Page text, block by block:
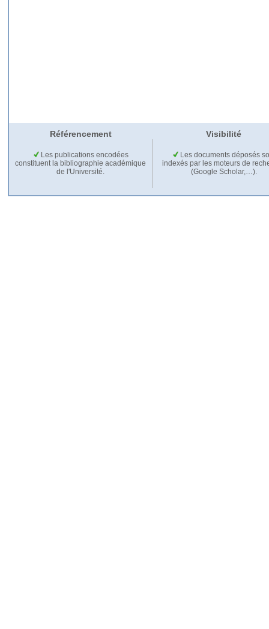
Référencement Visibilité
Les publications encodées
constituent la bibliographie académique
de l'Université.
Les documents déposés
indexés par les moteurs de
(Google Scholar,…).